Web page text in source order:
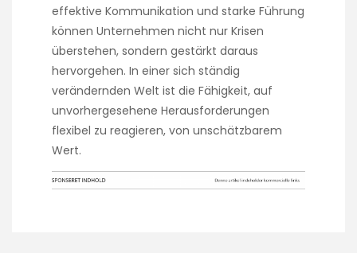
effektive Kommunikation und starke Führung
können Unternehmen nicht nur Krisen
überstehen, sondern gestärkt daraus
hervorgehen. In einer sich ständig
verändernden Welt ist die Fähigkeit, auf
unvorhergesehene Herausforderungen
flexibel zu reagieren, von unschätzbarem
Wert.